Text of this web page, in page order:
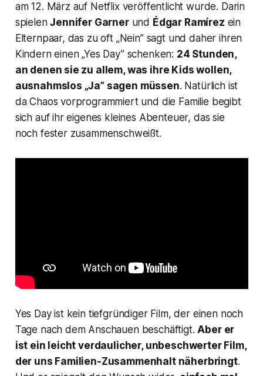
am 12. März auf Netflix veröffentlicht wurde. Darin
spielenJennifer Garnerund Édgar Ramírez ein
Elternpaar, das zu oft „Nein” sagt und daher ihren
Kindern einen „Yes Day” schenken: 24 Stunden,
an denen sie zu allem, was ihre Kids wollen,
ausnahmslos „Ja” sagen müssen. Natürlich ist
da Chaos vorprogrammiert und die Familie begibt
sich auf ihr eigenes kleines Abenteuer, das sie
noch fester zusammenschweißt.
Yes Dayist kein tiefgründiger Film, der einen noch
Tage nach dem Anschauen beschäftigt.Aber er
ist ein leicht verdaulicher, unbeschwerter Film,
der uns Familien-Zusammenhalt näherbringt.